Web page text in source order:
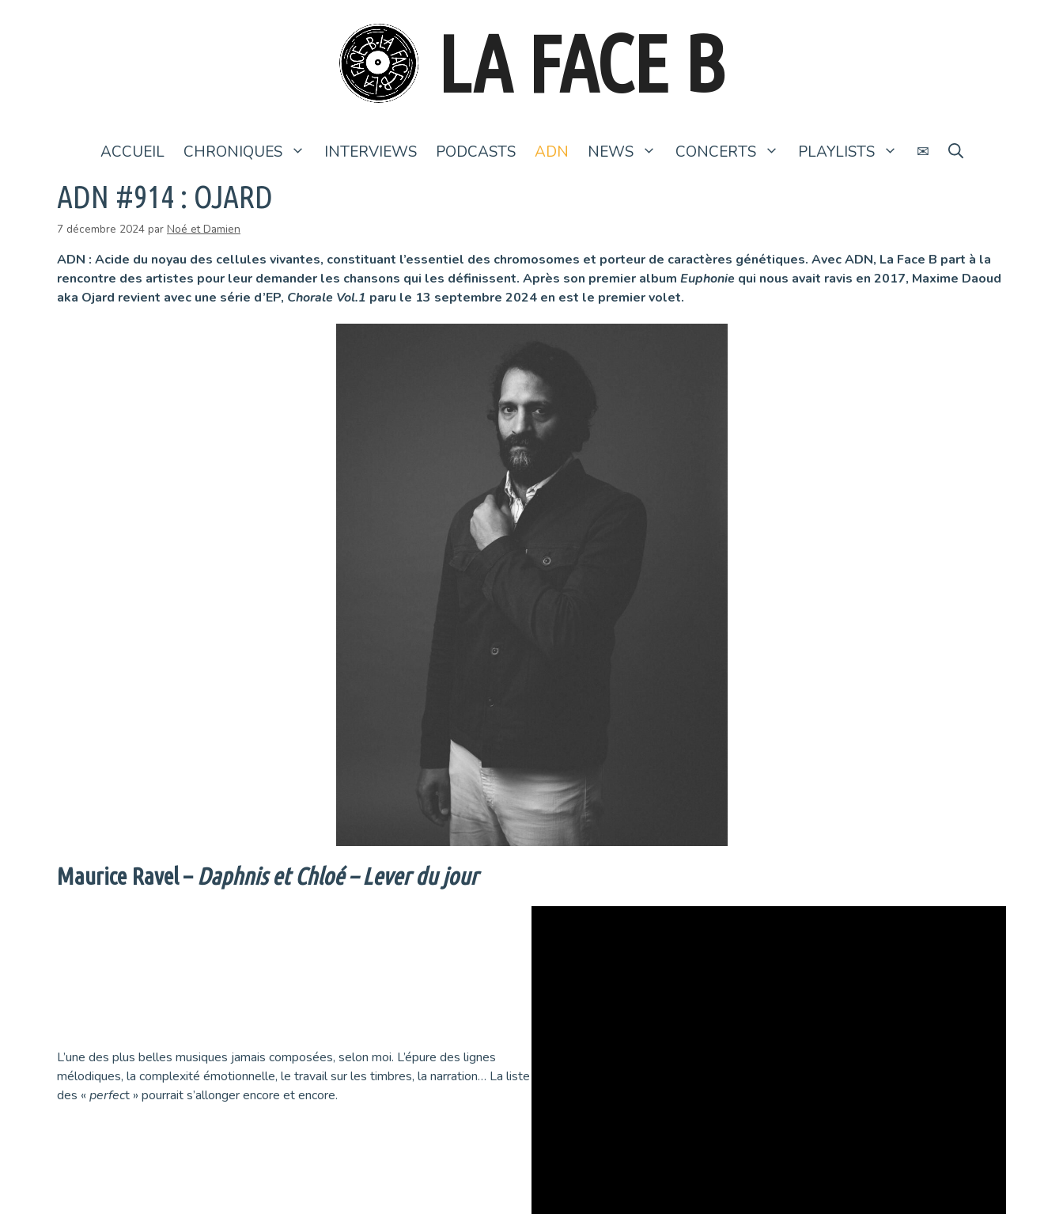
LA FACE B
ACCUEIL CHRONIQUES INTERVIEWS PODCASTS ADN NEWS CONCERTS PLAYLISTS ✉
ADN #914 : OJARD
7 décembre 2024 par Noé et Damien
ADN : Acide du noyau des cellules vivantes, constituant l’essentiel des chromosomes et porteur de caractères génétiques. Avec ADN, La Face B part à la
rencontre des artistes pour leur demander les chansons qui les définissent. Après son premier album Euphonie qui nous avait ravis en 2017, Maxime Daoud
aka Ojard revient avec une série d’EP, Chorale Vol.1 paru le 13 septembre 2024 en est le premier volet.
Maurice Ravel –Daphnis et Chloé – Lever du jour
L’une des plus belles musiques jamais composées, selon moi. L’épure des lignes
mélodiques, la complexité émotionnelle, le travail sur les timbres, la narration… La liste
des « perfect » pourrait s’allonger encore et encore.